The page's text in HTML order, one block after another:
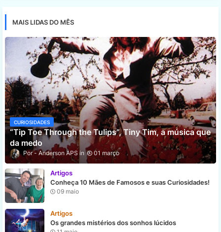
MAIS LIDAS DO MÊS
CURIOSIDADES
“Tip Toe Through the Tulips”, Tiny Tim, a música que
da medo
Anderson APS 01 março
Artigos
Conheça 10 Mães de Famosos e suas Curiosidades!
09 maio
Artigos
Os grandes mistérios dos sonhos lúcidos